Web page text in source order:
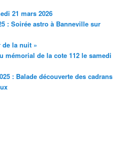
21 mars 2026
: Soirée astro à Banneville sur
de la nuit »
mémorial de la cote 112 le samedi
: Balade découverte des cadrans